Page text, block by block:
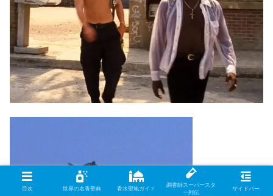
目次 世界の名香聖典 香水聖地ガイド
調香師スーパースタ
ー列伝
サイドバー